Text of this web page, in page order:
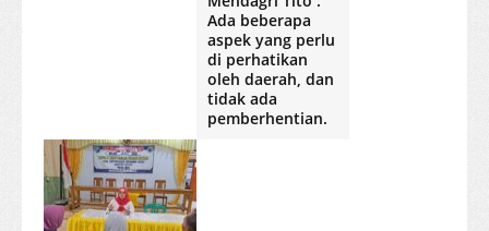
Ada beberapa
aspek yang perlu
di perhatikan
oleh daerah, dan
tidak ada
pemberhentian.